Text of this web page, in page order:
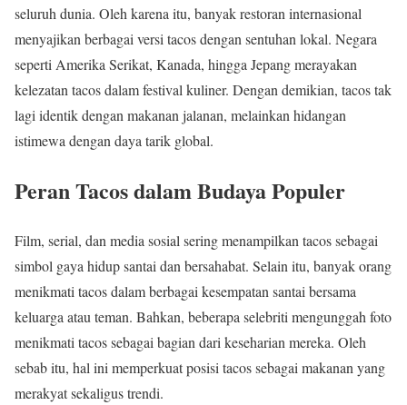
seluruh dunia. Oleh karena itu, banyak restoran internasional
menyajikan berbagai versi tacos dengan sentuhan lokal. Negara
seperti Amerika Serikat, Kanada, hingga Jepang merayakan
kelezatan tacos dalam festival kuliner. Dengan demikian, tacos tak
lagi identik dengan makanan jalanan, melainkan hidangan
istimewa dengan daya tarik global.
Peran Tacos dalam Budaya Populer
Film, serial, dan media sosial sering menampilkan tacos sebagai
simbol gaya hidup santai dan bersahabat. Selain itu, banyak orang
menikmati tacos dalam berbagai kesempatan santai bersama
keluarga atau teman. Bahkan, beberapa selebriti mengunggah foto
menikmati tacos sebagai bagian dari keseharian mereka. Oleh
sebab itu, hal ini memperkuat posisi tacos sebagai makanan yang
merakyat sekaligus trendi.